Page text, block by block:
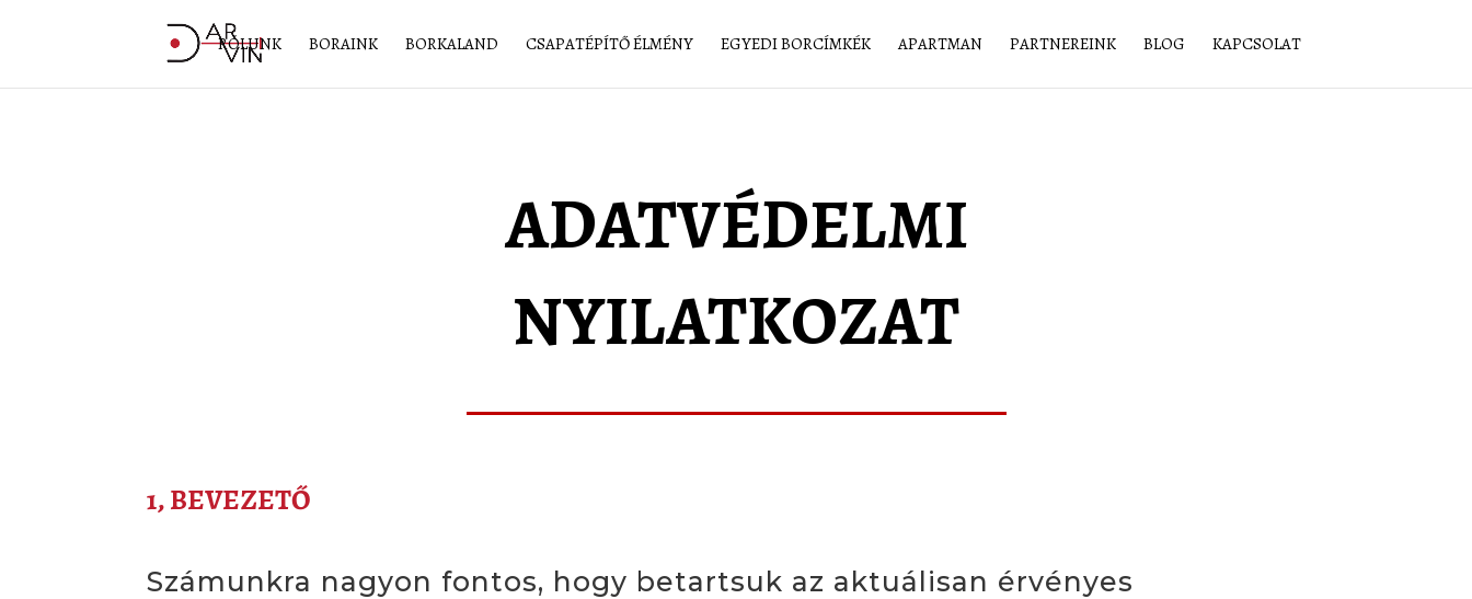
RÓLUNK BORAINK BORKALAND CSAPATÉPÍTŐ ÉLMÉNY EGYEDI BORCÍMKÉK APARTMAN PARTNEREINK BLOG KAPCSOLAT
ADATVÉDELMI
NYILATKOZAT
1, BEVEZETŐ
Számunkra nagyon fontos, hogy betartsuk az aktuálisan érvényes